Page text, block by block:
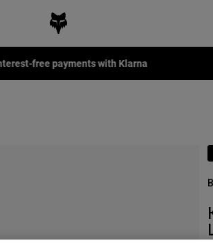
free payments with Klarna